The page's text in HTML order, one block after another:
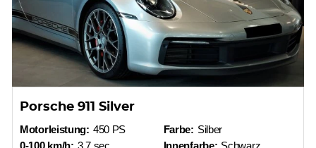
Porsche 911 Silver
Motorleistung: 450 PS
0-100 km/h: 3,7 sec
Farbe: Silber
Innenfarbe: Schwarz